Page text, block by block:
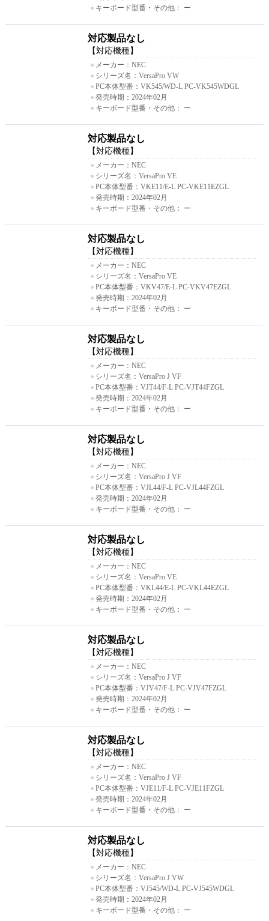
● キーボード型番・その他： ー
対応製品なし
【対応機種】
● メーカー：NEC
● シリーズ名：VersaPro VW
● PC本体型番：VK545/WD-L PC-VK545WDGL
● 発売時期：2024年02月
● キーボード型番・その他： ー
対応製品なし
【対応機種】
● メーカー：NEC
● シリーズ名：VersaPro VE
● PC本体型番：VKE11/E-L PC-VKE11EZGL
● 発売時期：2024年02月
● キーボード型番・その他： ー
対応製品なし
【対応機種】
● メーカー：NEC
● シリーズ名：VersaPro VE
● PC本体型番：VKV47/E-L PC-VKV47EZGL
● 発売時期：2024年02月
● キーボード型番・その他： ー
対応製品なし
【対応機種】
● メーカー：NEC
● シリーズ名：VersaPro J VF
● PC本体型番：VJT44/F-L PC-VJT44FZGL
● 発売時期：2024年02月
● キーボード型番・その他： ー
対応製品なし
【対応機種】
● メーカー：NEC
● シリーズ名：VersaPro J VF
● PC本体型番：VJL44/F-L PC-VJL44FZGL
● 発売時期：2024年02月
● キーボード型番・その他： ー
対応製品なし
【対応機種】
● メーカー：NEC
● シリーズ名：VersaPro VE
● PC本体型番：VKL44/E-L PC-VKL44EZGL
● 発売時期：2024年02月
● キーボード型番・その他： ー
対応製品なし
【対応機種】
● メーカー：NEC
● シリーズ名：VersaPro J VF
● PC本体型番：VJV47/F-L PC-VJV47FZGL
● 発売時期：2024年02月
● キーボード型番・その他： ー
対応製品なし
【対応機種】
● メーカー：NEC
● シリーズ名：VersaPro J VF
● PC本体型番：VJE11/F-L PC-VJE11FZGL
● 発売時期：2024年02月
● キーボード型番・その他： ー
対応製品なし
【対応機種】
● メーカー：NEC
● シリーズ名：VersaPro J VW
● PC本体型番：VJ545/WD-L PC-VJ545WDGL
● 発売時期：2024年02月
● キーボード型番・その他： ー